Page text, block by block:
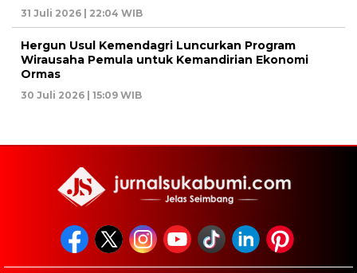
31 Juli 2026 | 22:04 WIB
Hergun Usul Kemendagri Luncurkan Program
Wirausaha Pemula untuk Kemandirian Ekonomi
Ormas
30 Juli 2026 | 15:09 WIB